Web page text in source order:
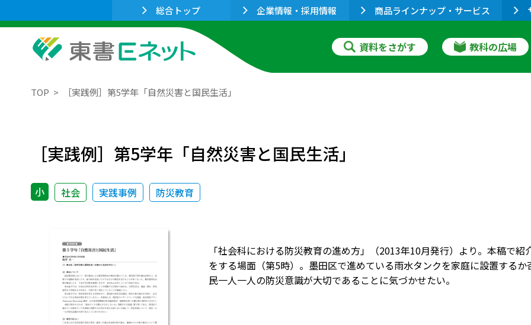
総合トップ 企業情報・採用情報 商品ラインナップ・サービス
資料をさがす 教科の広場
TOP ［実践例］第5学年「自然災害と国民生活」
［実践例］第5学年「自然災害と国民生活」
小 社会 実践事例 防災教育
「社会科における防災教育の進め方」（2013年10月発行）より。本稿で
をする場面（第5時）。墨田区で進めている雨水タンクを家庭に設置する
民一人一人の防災意識が大切であることに気づかせたい。